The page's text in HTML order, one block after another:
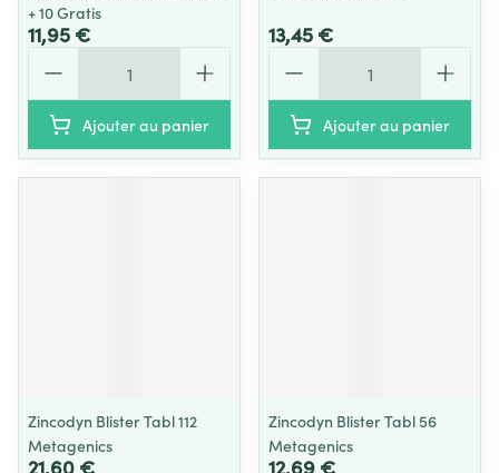
+ 10 Gratis
11,95 €
Ajouter au panier
13,45 €
Ajouter au panier
Zincodyn Blister Tabl 112
Metagenics
21,60 €
Zincodyn Blister Tabl 56
Metagenics
12,69 €